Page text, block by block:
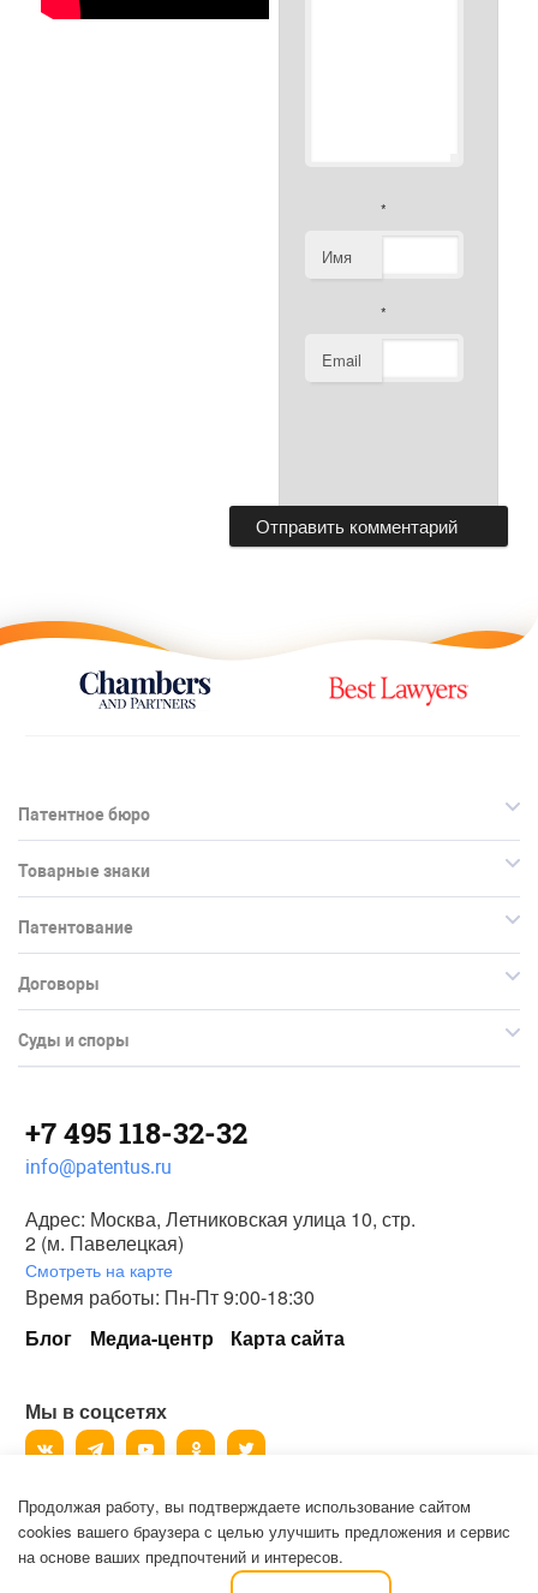
Имя
*
Email
*
Патентное бюро
Товарные знаки
Патентование
Договоры
Суды и споры
+7 495 118-32-32
info@patentus.ru
Адрес: Москва, Летниковская улица 10, стр.
2 (м. Павелецкая)
Смотреть на карте
Время работы: Пн-Пт 9:00-18:30
Блог
Медиа-центр Карта сайта
Мы в соцсетях
©2006-2026, ООО «Патентус».
Все права защищены.
Продолжая работу, вы подтверждаете использование сайтом
cookies вашего браузера с целью улучшить предложения и сервис
на основе ваших предпочтений и интересов.